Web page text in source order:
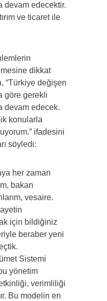
devam edecektir.
ve ticaret ile
dikkat
“Türkiye değişen
göre gerekli
devam edecek.
konularla
ifadesini
söyledi:
her zaman
bakan
vesaire.
için bildiğiniz
beraber yeni
Sistemi
yönetim
verimliliği
Bu modelin en